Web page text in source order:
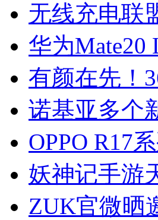
无线充电联
华为Mate20
有颜在先！
诺基亚多个
OPPO R17
妖神记手游
ZUK官微晒